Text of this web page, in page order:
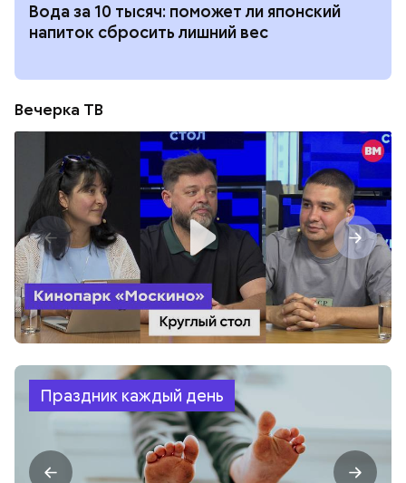
Вода за 10 тысяч: поможет ли японский
напиток сбросить лишний вес
Вечерка ТВ
Праздник каждый день